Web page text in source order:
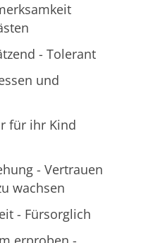
- Tolerant
und
für ihr Kind
- Vertrauen
wachsen
- Fürsorglich